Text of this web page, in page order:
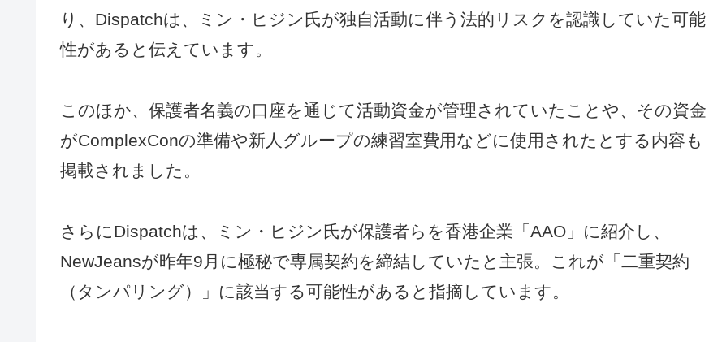
り、Dispatchは、ミン・ヒジン氏が独自活動に伴う法的リスクを認識していた可能
性があると伝えています。
このほか、保護者名義の口座を通じて活動資金が管理されていたことや、その資金
がComplexConの準備や新人グループの練習室費用などに使用されたとする内容も
掲載されました。
さらにDispatchは、ミン・ヒジン氏が保護者らを香港企業「AAO」に紹介し、
NewJeansが昨年9月に極秘で専属契約を締結していたと主張。これが「二重契約
（タンパリング）」に該当する可能性があると指摘しています。